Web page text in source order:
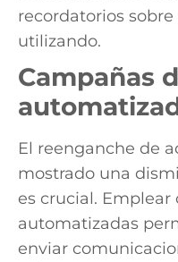
recordatorios
utilizando.
Campañas
El reenganche de
mostrado una
es crucial. Emplear
automatizadas
enviar